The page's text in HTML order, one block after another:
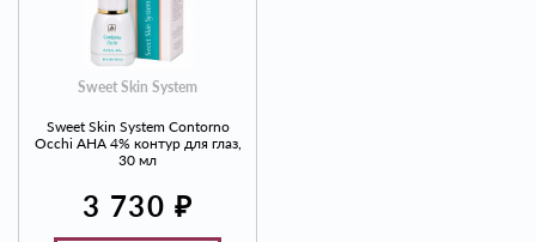
Sweet Skin System
Sweet Skin System Contorno
Occhi AHA 4% контур для глаз,
30 мл
3 730 ₽